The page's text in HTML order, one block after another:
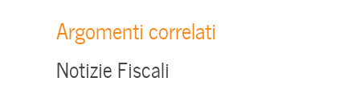
Argomenti correlati
Notizie Fiscali